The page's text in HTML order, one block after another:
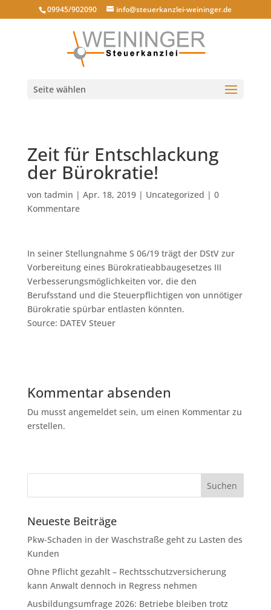
09945/902090 info@steuerkanzlei-weininger.de
Seite wählen
Zeit für Entschlackung
der Bürokratie!
von tadmin | Apr. 18, 2019| Uncategorized | 0
Kommentare
In seiner Stellungnahme S 06/19 trägt der DStV zur
Vorbereitung eines Bürokratieabbaugesetzes III
Verbesserungsmöglichkeiten vor, die den
Berufsstand und die Steuerpflichtigen von unnötiger
Bürokratie spürbar entlasten könnten.
Source: DATEV Steuer
Kommentar absenden
Du musst angemeldet sein, um einen Kommentar zu
erstellen.
Neueste Beiträge
Pkw-Schaden in der Waschstraße geht zu Lasten des
Kunden
Ohne Pflicht gezahlt – Rechtsschutzversicherung
kann Anwalt dennoch in Regress nehmen
Ausbildungsumfrage 2026: Betriebe bleiben trotz